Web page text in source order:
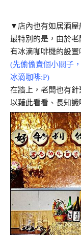
▼店內也有如居酒屋
最特別的是，由於
有冰滴咖啡機的設置
(先偷偷賣個小關子
冰滴咖啡:P)
在牆上，老闆也有
以藉此看看、長知